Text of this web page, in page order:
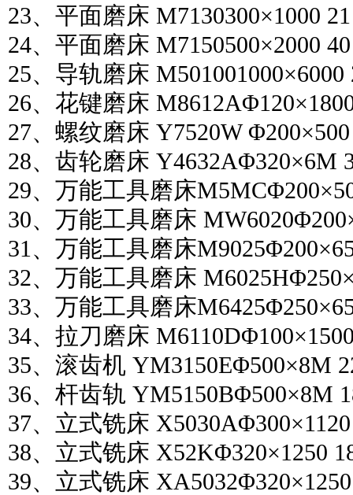
23、平面磨床 M7130300×1000 21
24、平面磨床 M7150500×2000 40
25、导轨磨床 M501001000×6000
26、花键磨床
27、螺纹磨床 Y7520W
28、齿轮磨床 Y4632AΦ320×6M
29、万能工具磨床
30、万能工具磨床
31、万能工具磨床
32、万能工具磨床
33、万能工具磨床
34、拉刀磨床
35、滚齿机 YM3150EΦ500×8M
36、杆齿轨 YM5150BΦ500×8M
37、立式铣床
38、立式铣床 X52KΦ320×1250
39、立式铣床